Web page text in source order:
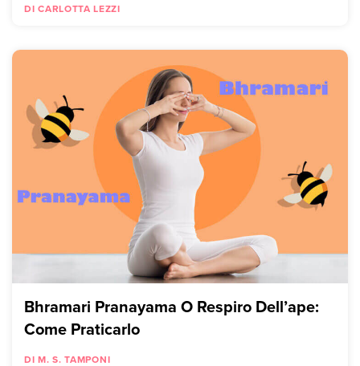
DI CARLOTTA LEZZI
Bhramari Pranayama O Respiro Dell’ape:
Come Praticarlo
DI M. S. TAMPONI